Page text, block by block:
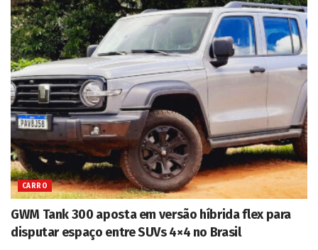
CARRO
GWM Tank 300 aposta em versão híbrida flex para
disputar espaço entre SUVs 4×4 no Brasil